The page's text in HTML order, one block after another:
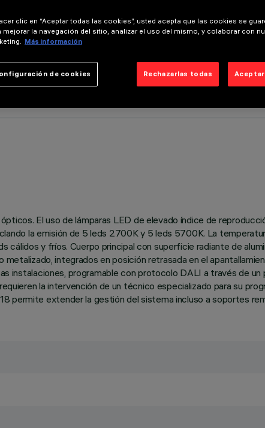
El uso de lámparas LED de elevado índice de
la emisión de 5 leds 2700K y 5 leds 5700K. La
y fríos. Cuerpo principal con superficie radiante de
integrados en posición retrasada en el
instalaciones, programable con protocolo DALI a través de
la intervención de un técnico especializado para su
permite extender la gestión del sistema incluso a soportes
clic en “Aceptar todas las cookies”, usted acepta que las cookies se
mejorar la navegación del sitio, analizar el uso del mismo, y colaborar con
Más información
Rechazarlas todas
de cookies